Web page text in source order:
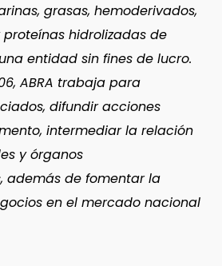
grasas, hemoderivados,
hidrolizadas de
entidad sin fines de lucro.
ABRA trabaja para
difundir acciones
intermediar la relación
y órganos
además de fomentar la
en el mercado nacional